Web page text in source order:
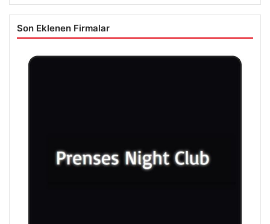
Son Eklenen Firmalar